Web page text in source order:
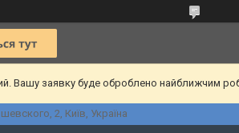
Вашу заявку буде оброблено найближчим
2, Київ, Україна